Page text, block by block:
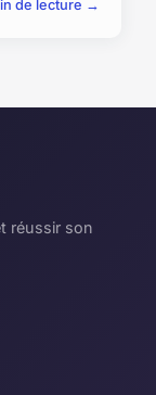
de lecture →
réussir son